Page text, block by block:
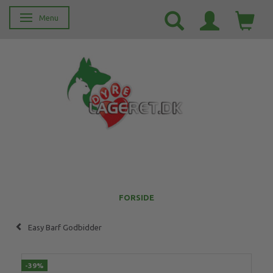
Skifte navigation
Menu
FORSIDE
Easy Barf Godbidder
-39%